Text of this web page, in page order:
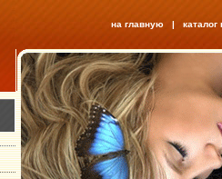
на главную | каталог